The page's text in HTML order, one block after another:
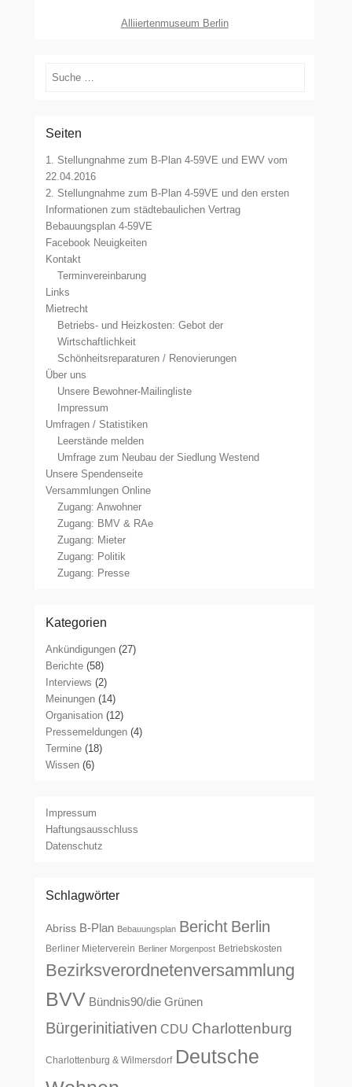
Alliiertenmuseum Berlin
Suchen
Seiten
1. Stellungnahme zum B-Plan 4-59VE und EWV vom
22.04.2016
2. Stellungnahme zum B-Plan 4-59VE und den ersten
Informationen zum städtebaulichen Vertrag
Bebauungsplan 4-59VE
Facebook Neuigkeiten
Kontakt
Terminvereinbarung
Links
Mietrecht
Betriebs- und Heizkosten: Gebot der
Wirtschaftlichkeit
Schönheitsreparaturen / Renovierungen
Über uns
Unsere Bewohner-Mailingliste
Impressum
Umfragen / Statistiken
Leerstände melden
Umfrage zum Neubau der Siedlung Westend
Unsere Spendenseite
Versammlungen Online
Zugang: Anwohner
Zugang: BMV & RAe
Zugang: Mieter
Zugang: Politik
Zugang: Presse
Kategorien
Ankündigungen (27)
Berichte (58)
Interviews (2)
Meinungen (14)
Organisation (12)
Pressemeldungen (4)
Termine (18)
Wissen (6)
Impressum
Haftungsausschluss
Datenschutz
Schlagwörter
Abriss B-Plan Bebauungsplan Bericht Berlin
Berliner Mieterverein Berliner Morgenpost Betriebskosten
Bezirksverordnetenversammlung
BVV Bündnis90/die Grünen
Bürgerinitiativen CDU Charlottenburg
Charlottenburg & Wilmersdorf Deutsche